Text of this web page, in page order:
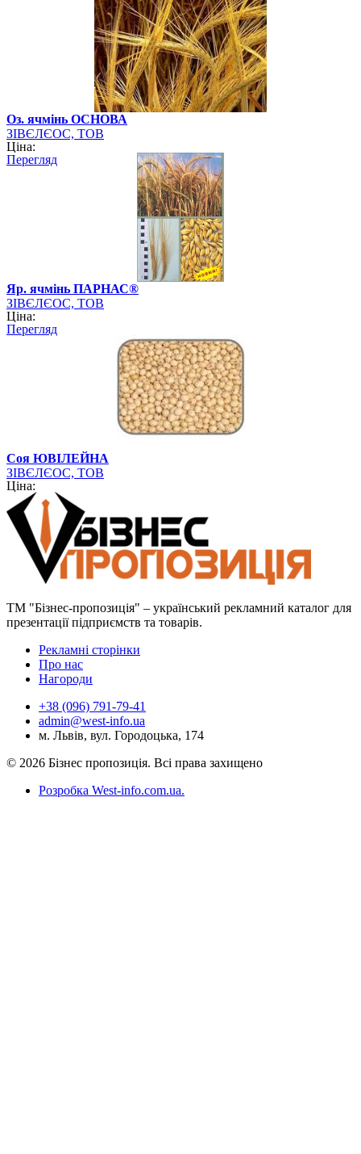
Оз. ячмінь ОСНОВА
ЗІВЄЛЄОС, ТОВ
Ціна:
Перегляд
Яр. ячмінь ПАРНАС®
ЗІВЄЛЄОС, ТОВ
Ціна:
Перегляд
Соя ЮВІЛЕЙНА
ЗІВЄЛЄОС, ТОВ
Ціна:
ТМ "Бізнес-пропозиція" – український рекламний каталог для
презентації підприємств та товарів.
Рекламні сторінки
Про нас
Нагороди
+38 (096) 791-79-41
admin@west-info.ua
м. Львів, вул. Городоцька, 174
© 2026 Бізнес пропозиція. Всі права захищено
Розробка West-info.com.ua.